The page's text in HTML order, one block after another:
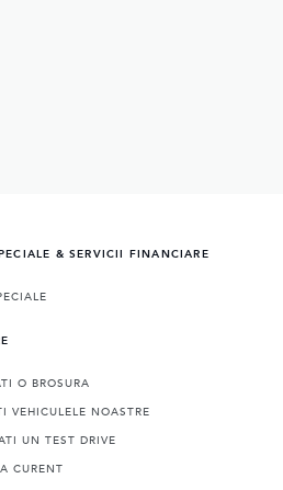
& SERVICII FINANCIARE
O BROSURA
VEHICULELE NOASTRE
UN TEST DRIVE
CURENT